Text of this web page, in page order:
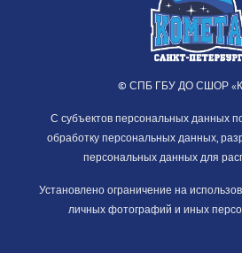
© СПБ ГБУ ДО СШОР
С субъектов персональных данных
обработку персональных данных,
персональных данных для
Установлено ограничение на
личных фотографий и иных